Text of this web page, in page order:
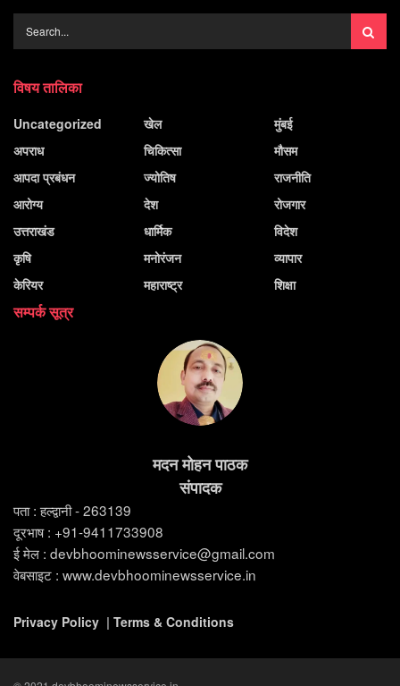
विषय तालिका
Uncategorized
अपराध
आपदा प्रबंधन
आरोग्य
उत्तराखंड
कृषि
केरियर
खेल
चिकित्सा
ज्योतिष
देश
धार्मिक
मनोरंजन
महाराष्ट्र
मुंबई
मौसम
राजनीति
रोजगार
विदेश
व्यापार
शिक्षा
सम्पर्क सूत्र
मदन मोहन पाठक
संपादक
पता : हल्द्वानी - 263139
दूरभाष : +91-9411733908
ई मेल : devbhoominewsservice@gmail.com
वेबसाइट : www.devbhoominewsservice.in
Privacy Policy | Terms & Conditions